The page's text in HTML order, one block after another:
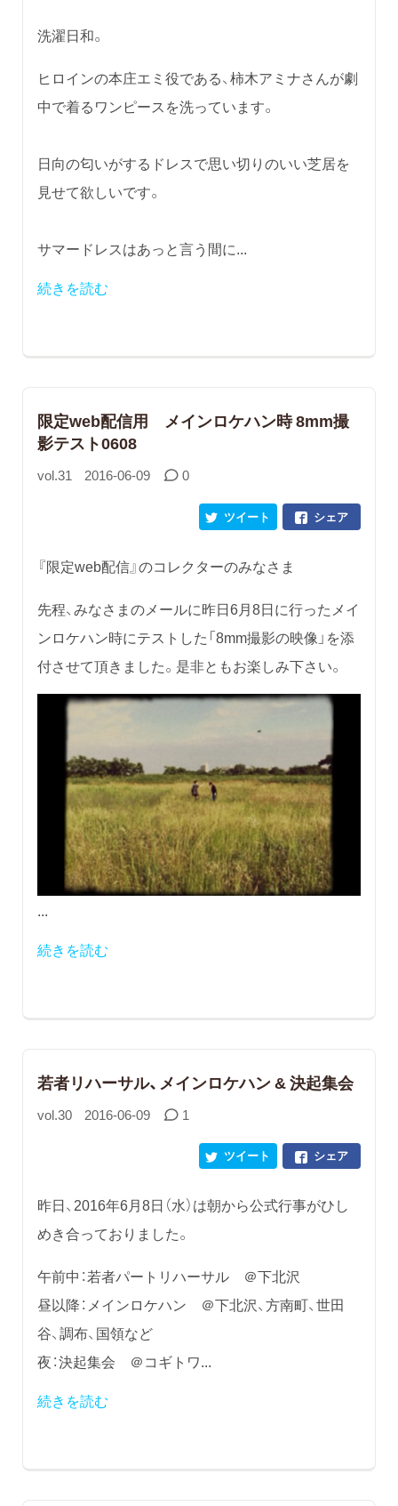
洗濯日和。
ヒロインの本庄エミ役である、柿木アミナさんが劇
中で着るワンピースを洗っています。
日向の匂いがするドレスで思い切りのいい芝居を
見せて欲しいです。
サマードレスはあっと言う間に...
続きを読む
限定web配信用 メインロケハン時 8mm撮
影テスト0608
vol.31 2016-06-09 0
シェア
ツイート
『限定web配信』のコレクターのみなさま
先程、みなさまのメールに昨日6月8日に行ったメイ
ンロケハン時にテストした「8mm撮影の映像」を添
付させて頂きました。是非ともお楽しみ下さい。
...
続きを読む
若者リハーサル、メインロケハン & 決起集会
vol.30 2016-06-09 1
シェア
ツイート
昨日、2016年6月8日（水）は朝から公式行事がひし
めき合っておりました。
午前中：若者パートリハーサル ＠下北沢
昼以降：メインロケハン ＠下北沢、方南町、世田
谷、調布、国領など
夜：決起集会 ＠コギトワ...
続きを読む